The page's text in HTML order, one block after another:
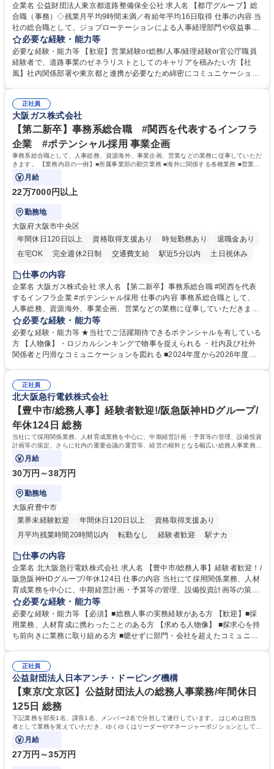
駅近5分以内
資格取得手当あり 食事補助あり
企業名 公益財団法人東京都道路整備保全公社 求人名 【都庁グループ】総
合職（事務）◇残業月平均9時間未満／有給年平均16日取得 仕事の内容 当
社の総合職として、ジョブローテーションによる人事経理部門や収益事業
等のフロント部門の部署等幅広い部署での業務をお任せいたします。研修
制度やキャリア支援が充実しております！ ※下記業務詳細 【業務詳細】■
管理部門：広報、人事、経理など当公社の運営に係る管理業務 ■収益部
門：駐車場の新規開拓、管理運営、新宿駅西口広場の「イベントコーナ
道路施設や道路工事現場の見学ツアー事業 ※入社後は上記いずれかの部門
へ配属。※業務内容変更の範囲：会社の定める業務 募集職種 【都庁グル
ープ】総合職（事務）◇残業月平均9時間未満／有給年平均16日取得
必要な経験・能力等
必要な経験・能力等 【歓迎】営業経験or総務/人事/経理経験or官公庁職員
経験者で、道路事業のゼネラリストとしてのキャリアを積みたい方【社
風】社内関係部署や東京都と連携が必要なため綿密にコミュニケーション
部門など多岐に渡る業務を経験できます。 ■様々なプロジェクト：駐車場
事業の他、新宿駅西口広場内に設置された照明を兼ねた広告「ブライトサ
イン」の管理運営を行うなど、事業収益を生み出す活動を積極的に行って
います。 学歴・資格 学歴：大学院 大学 高専 短大 専修学校 高校 語学力：
資格：
正社員
大阪ガス株式会社
【第二新卒】事務系総合職 #関西を代表するインフラ
企業 #ポテンシャル採用 事業企画
事務系総合職として、人事総務、資源海外、事業企画、営業などの業務に従事していただ
きます。 【業務内容の一例】■所属事業部の勤労業務 ■海外に関係する各種業務 ■営業部
門の企画スタッフ、ルート営業
月給
22万7000円以上
勤務地
大阪府大阪市中央区
年間休日120日以上
資格取得支援あり 時短勤務あり
退職金あり
在宅OK
完全週休2日制 交通費支給 駅近5分以内
土日祝休み
服装自由
第二新卒歓迎
仕事の内容
企業名 大阪ガス株式会社 求人名 【第二新卒】事務系総合職 #関西を代表
するインフラ企業 #ポテンシャル採用 仕事の内容 事務系総合職として、
人事総務、資源海外、事業企画、営業などの業務に従事していただきま
す。 【業務内容の一例】■所属事業部の勤労業務 ■海外に関係する各種業
務 ■営業部門の企画スタッフ、ルート営業 【キャリアパス】入社後の配属
ポジションで一定期間ご活躍頂いた後、本人の適性及び将来のキャリアを
鑑みてジョブローテーションを行います。 【育成】OJTでの現場育成や研
表するインフラ企業 #ポテンシャル採用
必要な経験・能力等
必要な経験・能力等 ★当社でご活躍期待できるポテンシャルを有している
方 【人物像】・ロジカルシンキングで物事を捉えられる ・社内及び社外
関係者と円滑なコミュニケーションを図れる ■2024年度から2026年度ま
72.html ■エネルギーセキュリティの不安定化や気候変動による自然災害の
甚大化など、これまで以上に社会課題解決の重要性が高まっています。
「未来の日常」の創造に向けて持続可能な社会の実現に貢献してまいりま
す。 学歴・資格 学歴：大学院 大学 語学力： 資格：
正社員
北大阪急行電鉄株式会社
【豊中市/総務人事】経験者歓迎!/阪急阪神HDグループ/
年休124日 総務
当社にて採用関係業務、人材育成業務を中心に、中期経営計画・予算等の管理、設備投資
計画等の策定、さらに社内の重要会議の運営等、経営の根幹となる幅広い総務人事業務全
般を担当していただきます。
月給
30万円～38万円
勤務地
大阪府豊中市
業界未経験歓迎
年間休日120日以上
資格取得支援あり
月平均残業時間20時間以内
転勤なし 経験者歓迎
駅ナカ
退職金あり
土日祝休み
服装自由 昼食補助あり 食事補助あり
仕事の内容
企業名 北大阪急行電鉄株式会社 求人名 【豊中市/総務人事】経験者歓迎！/
阪急阪神HDグループ/年休124日 仕事の内容 当社にて採用関係業務、人材
育成業務を中心に、中期経営計画・予算等の管理、設備投資計画等の策
定、さらに社内の重要会議の運営等、経営の根幹となる幅広い総務人事業
務全般を担当していただきます。 【主な業務内容】 ■採用関係業務および
人材育成(社員研修)業務の推進 ■中期経営計画および予算等の管理 ■設備
投資計画等の策定 ■社内の重要会議の運営 ■その他総務人事業務全般 【入
務人事】経験者歓迎！/阪急阪神HDグループ/年休124日
必要な経験・能力等
必要な経験・能力等 【必須】■総務人事の実務経験がある方 【歓迎】■採
用業務、人材育成に携わったことのある方 【求める人物像】 ■探求心を持
ち前向きに業務に取り組める方 ■臆せずに部門・会社を超えたコミュニケ
囲のメンバーと協調しつつ主体性を持って能動的に業務を推進できる方 学
歴・資格 学歴：大学院 大学 高専 短大 専修学校 高校 語学力： 資格：
正社員
公益財団法人日本アンチ・ドーピング機構
【東京/文京区】公益財団法人の総務人事業務/年間休日
125日 総務
下記業務を部長1名、課長1名、メンバー2名で分担して遂行しています。 はじめは担当
者として業務を覚えていただき、ゆくゆくはリーダーやマネージャーポジションとして活
躍いただくことを期待しています。
月給
27万円～35万円